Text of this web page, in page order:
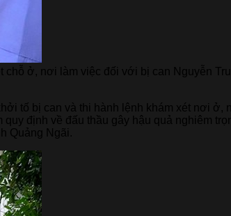
ở, nơi làm việc đối với bị can Nguyễn
tố bị can và thi hành lệnh khám xét nơi
định về đấu thầu gây hậu quả nghiêm
Quảng Ngãi.